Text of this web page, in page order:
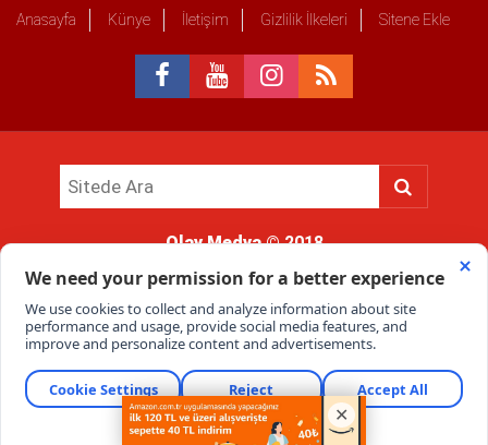
Anasayfa Künye İletişim Gizlilik İlkeleri Sitene Ekle
Olay Medya© 2018
kullanımı hukuki yaptırıma tabidir.
Haber Portalı Yazılımı